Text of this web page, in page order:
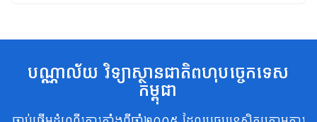
បណ្ណាល័យ វិទ្យាស្ថានជាតិពហុបច្ចេកទេស
កម្ពុជា